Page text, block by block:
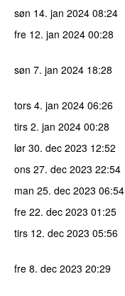
søn 14. jan 2024 08:24
fre 12. jan 2024 00:28
søn 7. jan 2024 18:28
tors 4. jan 2024 06:26
tirs 2. jan 2024 00:28
lør 30. dec 2023 12:52
ons 27. dec 2023 22:54
man 25. dec 2023 06:54
fre 22. dec 2023 01:25
tirs 12. dec 2023 05:56
fre 8. dec 2023 20:29